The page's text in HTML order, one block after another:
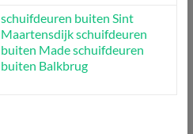
schuifdeuren buiten Sint
Maartensdijkschuifdeuren
buiten Madeschuifdeuren
buiten Balkbrug